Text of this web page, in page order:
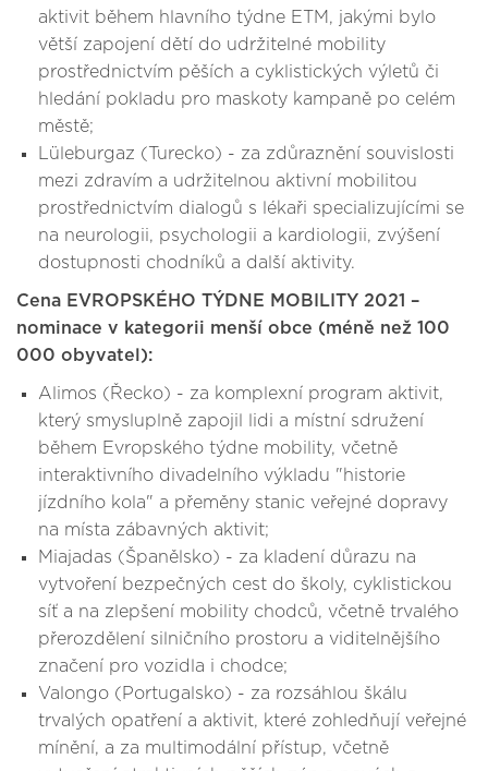
aktivit během hlavního týdne ETM, jakými bylo
větší zapojení dětí do udržitelné mobility
prostřednictvím pěších a cyklistických výletů či
hledání pokladu pro maskoty kampaně po celém
městě;
Lüleburgaz (Turecko) - za zdůraznění souvislosti
mezi zdravím a udržitelnou aktivní mobilitou
prostřednictvím dialogů s lékaři specializujícími se
na neurologii, psychologii a kardiologii, zvýšení
dostupnosti chodníků a další aktivity.
Cena EVROPSKÉHO TÝDNE MOBILITY 2021 –
nominace v kategorii menší obce (méně než 100
000 obyvatel):
Alimos (Řecko) - za komplexní program aktivit,
který smysluplně zapojil lidi a místní sdružení
během Evropského týdne mobility, včetně
interaktivního divadelního výkladu "historie
jízdního kola" a přeměny stanic veřejné dopravy
na místa zábavných aktivit;
Miajadas (Španělsko) - za kladení důrazu na
vytvoření bezpečných cest do školy, cyklistickou
síť a na zlepšení mobility chodců, včetně trvalého
přerozdělení silničního prostoru a viditelnějšího
značení pro vozidla i chodce;
Valongo (Portugalsko) - za rozsáhlou škálu
trvalých opatření a aktivit, které zohledňují veřejné
mínění, a za multimodální přístup, včetně